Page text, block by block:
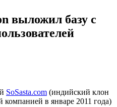
выложил базу с
SoSasta.com (индийский клон
компанией в январе 2011 года)